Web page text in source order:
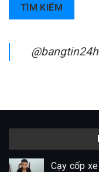
TÌM KIẾM
Cạy cốp